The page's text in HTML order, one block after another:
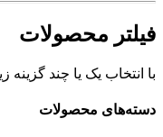
فیلتر محصولات
با انتخاب یک یا چند
دسته‌های محصولات